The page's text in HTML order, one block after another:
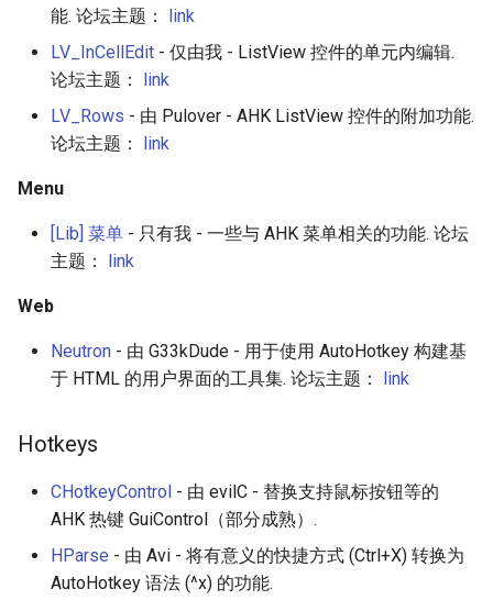
加密货币工具与算法
Diversity
开源支持者
设计原则
Visual Regression Testing
inspectIT
开源项目维护者
Calculators
Captcha
Jupyter
能. 论坛主题： link
LV_InCellEdit - 仅由我 - ListView 控件的单元内编辑.
论坛主题： link
LV_Rows - 由 Pulover - AHK ListView 控件的附加功能.
论坛主题： link
Menu
[Lib] 菜单 - 只有我 - 一些与 AHK 菜单相关的功能. 论坛
主题： link
Web
Neutron - 由 G33kDude - 用于使用 AutoHotkey 构建基
于 HTML 的用户界面的工具集. 论坛主题： link
Hotkeys
CHotkeyControl - 由 evilC - 替换支持鼠标按钮等的
AHK 热键 GuiControl（部分成熟）.
HParse - 由 Avi - 将有意义的快捷方式 (Ctrl+X) 转换为
AutoHotkey 语法 (^x) 的功能.